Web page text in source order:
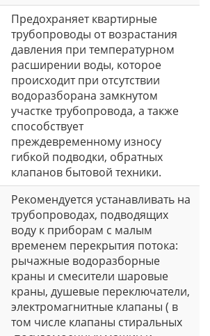
Предохраняет квартирные
трубопроводы от возрастания
давления при температурном
расширении воды, которое
происходит при отсутствии
водоразборана замкнутом
участке трубопровода, а также
способствует
преждевременному износу
гибкой подводки, обратных
клапанов бытовой техники.
Рекомендуется устанавливать на
трубопроводах, подводящих
воду к приборам с малым
временем перекрытия потока:
рычажные водоразборные
краны и смесители шаровые
краны, душевые переключатели,
электромагнитные клапаны ( в
том числе клапаны стиральных